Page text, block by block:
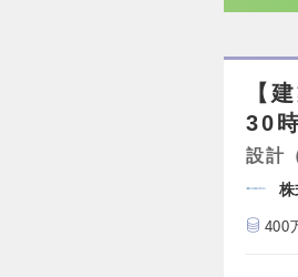
【
30
設計
株
400